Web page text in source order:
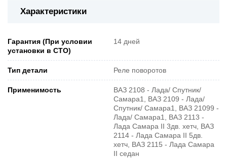
Характеристики
Гарантия (При условии
установки в СТО)
14 дней
Тип детали Реле поворотов
Применимость
ВАЗ 2108 - Лада/ Спутник/
Самара1, ВАЗ 2109 - Лада/
Спутник/ Самара1, ВАЗ 21099 -
Лада/ Самара1, ВАЗ 2113 -
Лада Самара II 3дв. хетч, ВАЗ
2114 - Лада Самара II 5дв.
хетч, ВАЗ 2115 - Лада Самара
II седан